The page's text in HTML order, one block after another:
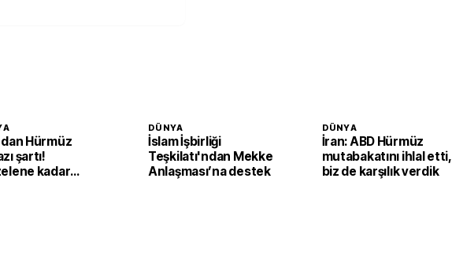
Hürmüz
şartı!
kadar
DÜNYA
İslam İşbirliği
Teşkilatı'ndan Mekke
Anlaşması’na destek
DÜNYA
İran: ABD Hürmüz
mutabakatını ihlal etti,
biz de karşılık verdik